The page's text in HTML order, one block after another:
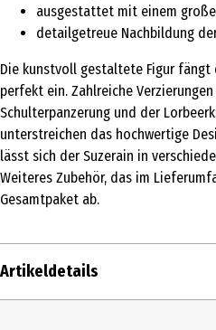
ausgestattet mit einem
detailgetreue Nachbildung
Die kunstvoll gestaltete Figur fängt
perfekt ein. Zahlreiche
Schulterpanzerung und der
unterstreichen das hochwertige
lässt sich der Suzerain in
Weiteres Zubehör, das im
Gesamtpaket ab.
Artikeldetails